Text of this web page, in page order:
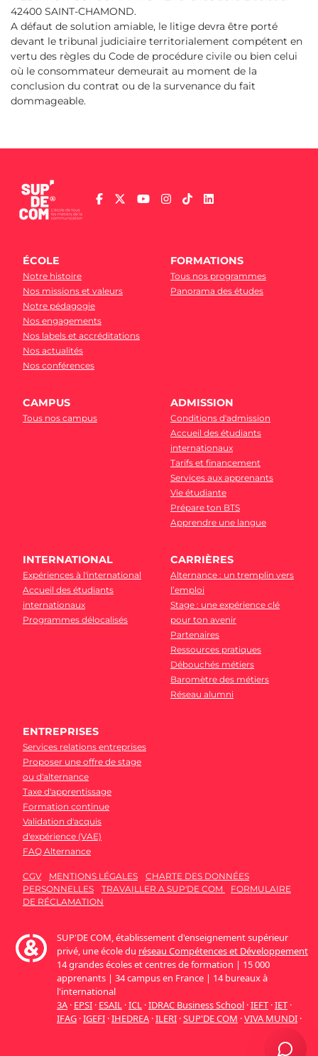
42400 SAINT-CHAMOND.
A défaut de solution amiable, le litige devra être porté
devant le tribunal judiciaire territorialement compétent en
vertu des règles du Code de procédure civile ou bien celui
où le consommateur demeurait au moment de la
conclusion du contrat ou de la survenance du fait
dommageable.
ÉCOLE
Notre histoire
Nos missions et valeurs
Notre pédagogie
Nos engagements
Nos labels et accréditations
Nos actualités
Nos conférences
FORMATIONS
Tous nos programmes
Panorama des études
CAMPUS
Tous nos campus
ADMISSION
Conditions d'admission
Accueil des étudiants
internationaux
Tarifs et financement
Services aux apprenants
Vie étudiante
Prépare ton BTS
Apprendre une langue
INTERNATIONAL
Expériences à l'international
Accueil des étudiants
internationaux
Programmes délocalisés
CARRIÈRES
Alternance : un tremplin vers
l’emploi
Stage : une expérience clé
pour ton avenir
Partenaires
Ressources pratiques
Débouchés métiers
Baromètre des métiers
Réseau alumni
ENTREPRISES
Services relations entreprises
Proposer une offre de stage
ou d'alternance
Taxe d'apprentissage
Formation continue
Validation d'acquis
d'expérience (VAE)
FAQ Alternance
CGV MENTIONS LÉGALES
CHARTE DES DONNÉES
PERSONNELLES
TRAVAILLER A SUP'DE COM
FORMULAIRE
DE RÉCLAMATION